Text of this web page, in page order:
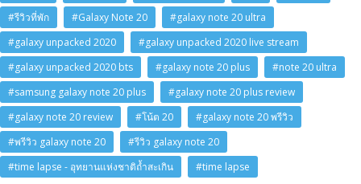
#รีวิวที่พัก
#Galaxy Note 20
#galaxy note 20 ultra
#galaxy unpacked 2020
#galaxy unpacked 2020 live stream
#galaxy unpacked 2020 bts
#galaxy note 20 plus
#note 20 ultra
#samsung galaxy note 20 plus
#galaxy note 20 plus review
#galaxy note 20 review
#โน้ต 20
#galaxy note 20 พรีวิว
#พรีวิว galaxy note 20
#รีวิว galaxy note 20
#time lapse - อุทยานแห่งชาติถ้ำสะเกิน
#time lapse